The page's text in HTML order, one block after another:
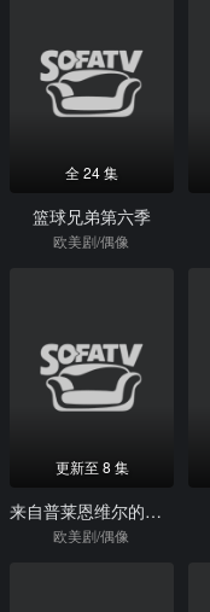
全 24 集
篮球兄弟第六季
欧美剧/偶像
更新至 8 集
来自普莱恩维尔的女孩
欧美剧/偶像